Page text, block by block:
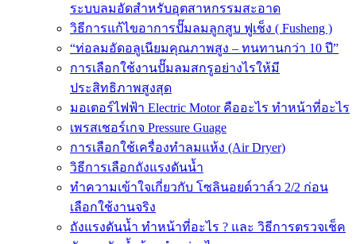
ระบบลมอัดสำหรับอุตสาหกรรมสะอาด
วิธีการแก้ไขอาการปั๊มลมลูกสูบ ฟูเช็ง ( Fusheng )
“ท่อลมอัดอลูเนียมคุณภาพสูง – ทนทานกว่า 10 ปี”
การเลือกใช้งานปั๊มลมสกรูอย่างไรให้มี
ประสิทธิภาพสูงสุด
มอเตอร์ไฟฟ้า Electric Motor คืออะไร ทำหน้าที่อะไร
เพรสเชอร์เกจ Pressure Guage
การเลือกใช้เครื่องทำลมแห้ง (Air Dryer)
วิธีการเลือกถังแรงดันน้ำ
ทำความเข้าใจเกี่ยวกับ โซลินอยด์วาล์ว 2/2 ก่อน
เลือกใช้งานจริง
ถังแรงดันน้ำ ทำหน้าที่อะไร ? และ วิธีการตรวจเช็ค